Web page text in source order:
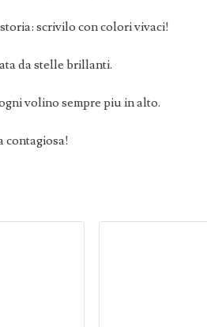
scrivilo con colori vivaci!
da stelle brillanti.
volino sempre piu in alto.
contagiosa!